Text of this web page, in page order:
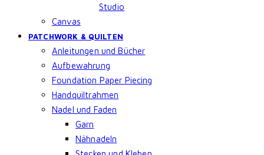
Studio
Canvas
PATCHWORK & QUILTEN
Anleitungen und Bücher
Aufbewahrung
Foundation Paper Piecing
Handquiltrahmen
Nadel und Faden
Garn
Nähnadeln